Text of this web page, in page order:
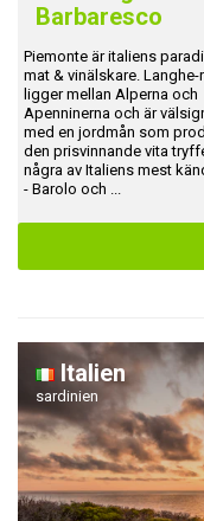
Barbaresco
Piemonte är italiens
mat & vinälskare. Langhe-
ligger mellan Alperna och
Apenninerna och är
med en jordmån som
den prisvinnande vita
några av Italiens mest
- Barolo och ...
Italien
sardinien